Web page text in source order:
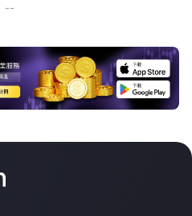
--